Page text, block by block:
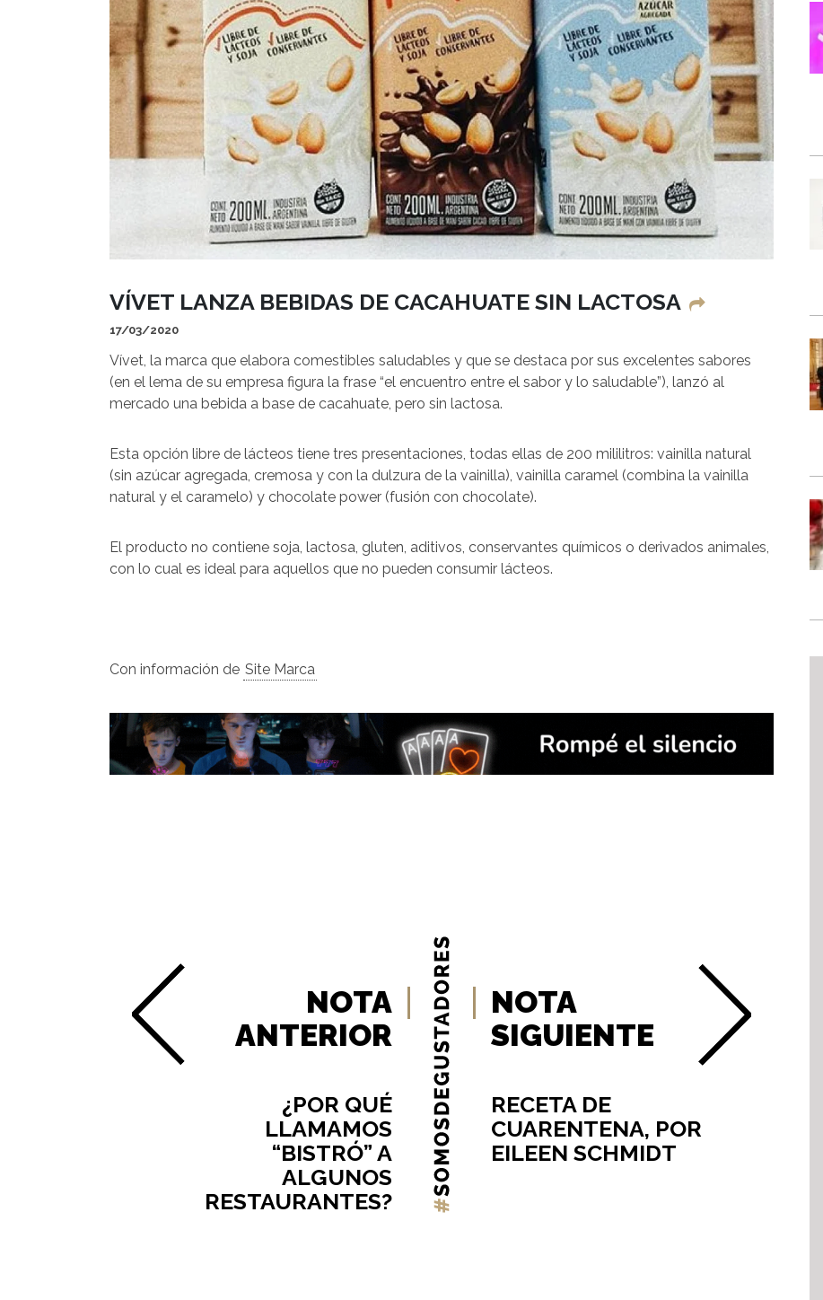
VÍVET LANZA BEBIDAS DE CACAHUATE SIN LACTOSA
17/03/2020
Vívet, la marca que elabora comestibles saludables y que se destaca por sus excelentes sabores
(en el lema de su empresa figura la frase “el encuentro entre el sabor y lo saludable”), lanzó al
mercado una bebida a base de cacahuate, pero sin lactosa.
Esta opción libre de lácteos tiene tres presentaciones, todas ellas de 200 mililitros: vainilla natural
(sin azúcar agregada, cremosa y con la dulzura de la vainilla), vainilla caramel (combina la vainilla
natural y el caramelo) y chocolate power (fusión con chocolate).
El producto no contiene soja, lactosa, gluten, aditivos, conservantes químicos o derivados animales,
con lo cual es ideal para aquellos que no pueden consumir lácteos.
Con información de Site Marca
NOTA
ANTERIOR
¿POR QUÉ
LLAMAMOS
“BISTRÓ” A
ALGUNOS
RESTAURANTES?
NOTA
SIGUIENTE
RECETA DE
CUARENTENA, POR
EILEEN SCHMIDT